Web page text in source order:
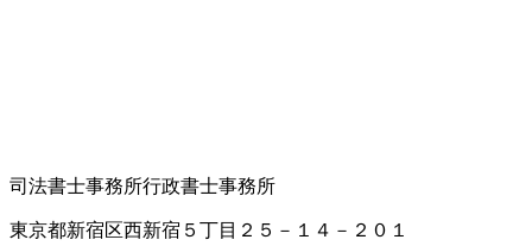
司法書士事務所行政書士事務所
東京都新宿区西新宿５丁目２５－１４－２０１